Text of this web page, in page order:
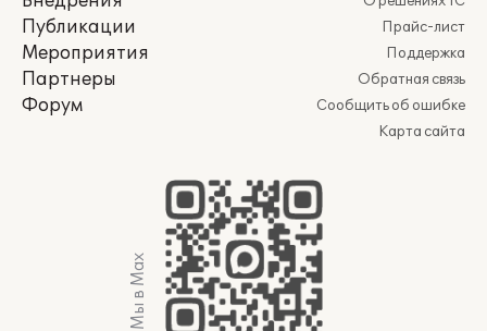
Публикации
Мероприятия
Партнеры
Форум
Прайс-лист
Поддержка
Обратная связь
Сообщить об ошибке
Карта сайта
Мы в Max